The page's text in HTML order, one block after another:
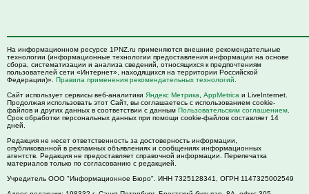
На информационном ресурсе 1PNZ.ru применяются внешние рекомендательные
технологии (информационные технологии предоставления информации на основе
сбора, систематизации и анализа сведений, относящихся к предпочтениям
пользователей сети «Интернет», находящихся на территории Российской
Федерации)». Правила применения рекомендательных технологий
Сайт использует сервисы веб-аналитики Яндекс Метрика AppMetrica и LiveInternet.
Продолжая использовать этот Сайт, вы соглашаетесь с использованием cookie-
файлов и других данных в соответствии с данным Пользовательским соглашением
Срок обработки персональных данных при помощи cookie-файлов составляет 14
дней.
Редакция не несет ответственность за достоверность информации,
опубликованной в рекламных объявлениях и сообщениях информационных
агентств. Редакция не предоставляет справочной информации. Перепечатка
материалов только по согласованию с редакцией.
Учредитель ООО "Информационное Бюро". ИНН 7325128341, ОГРН 1147325002549